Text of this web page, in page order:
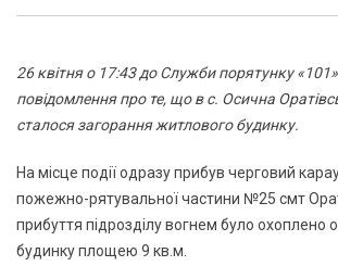
26 квітня о 17:43 до Служби порятунку
повідомлення про те, що в с. Осична
сталося загорання житлового будинку.
На місце події одразу прибув черговий
пожежно-рятувальної частини №25 смт
прибуття підрозділу вогнем було охоплено
будинку площею 9 кв.м.